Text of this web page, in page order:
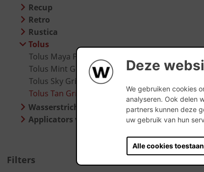
Deze
We gebruiken cookies
analyseren. Ook delen
partners kunnen deze
uw gebruik van hun
Alle cookies toestaan
Recup
Retro
Rustica
Tolus
Tolus Maya Paars
Tolus Mint Geel
Tolus Sky Grijs
Tolus Tan Grijs
Wasserstrich Special
Applicators voor steenstrippen
Filters